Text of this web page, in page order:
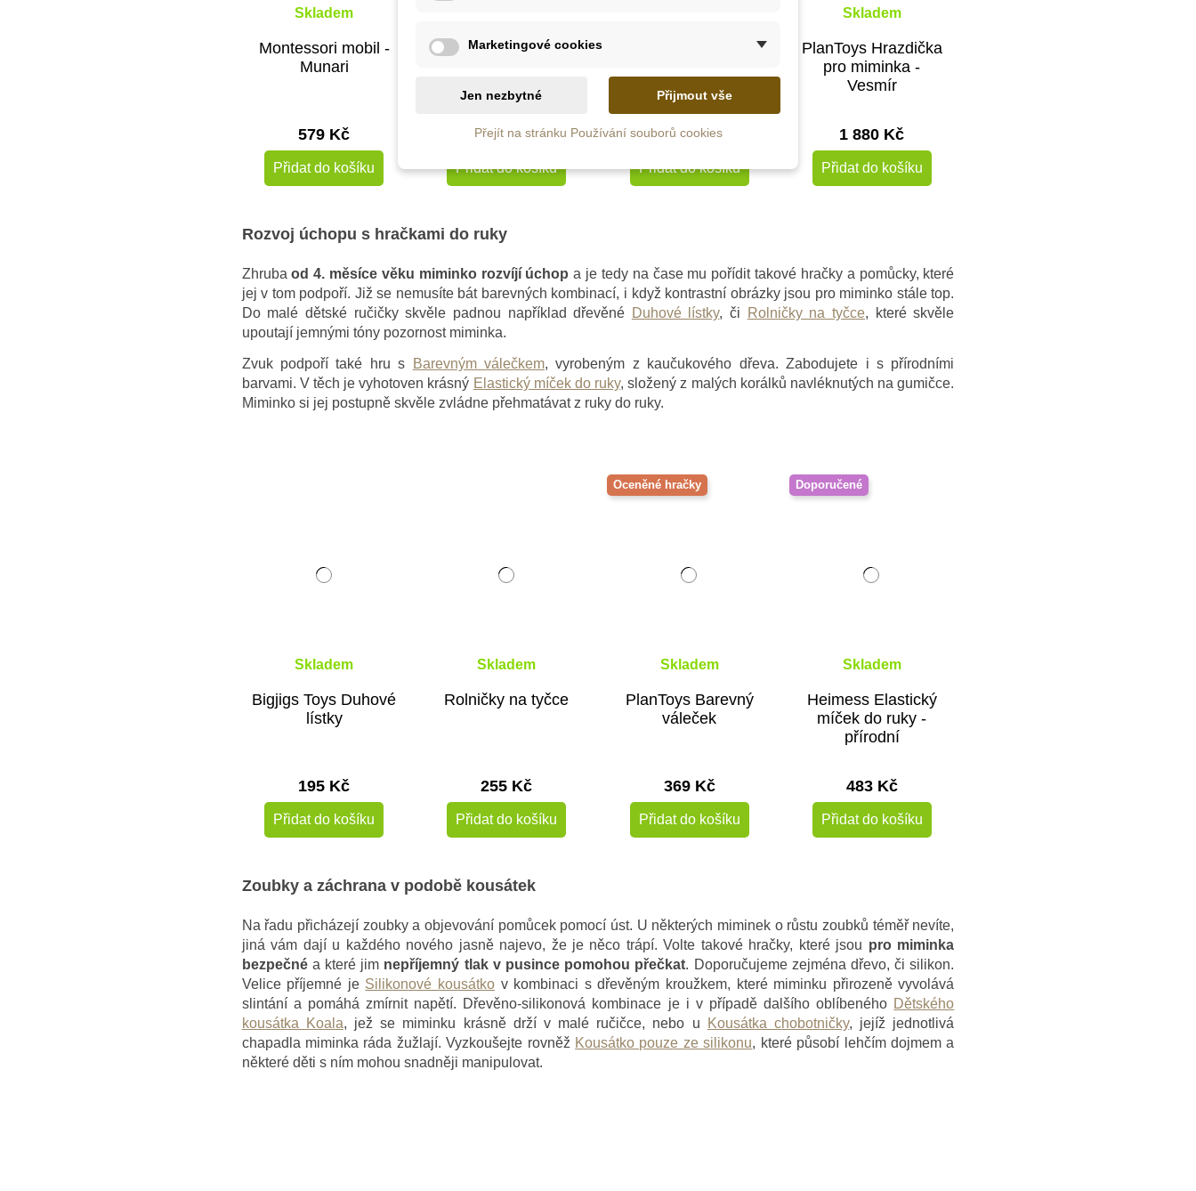
Skladem
Montessori mobil -
Munari
579 Kč
Přidat do košíku
Rolnička a kroužek
505 Kč
Přidat do košíku
Senzorický kroužek
255 Kč
Přidat do košíku
Skladem
PlanToys Hrazdička
pro miminka -
Vesmír
1 880 Kč
Přidat do košíku
Rozvoj úchopu s hračkami do ruky
Zhrubaod 4. měsíce věku miminko rozvíjí úchop a je tedy na čase mu pořídit takové hračky a pomůcky, které
jej v tom podpoří. Již se nemusíte bát barevných kombinací, i když kontrastní obrázky jsou pro miminko stále top.
Do malé dětské ručičky skvěle padnou například dřevěné Duhové lístky, či Rolničky na tyčce, které skvěle
upoutají jemnými tóny pozornost miminka.
Zvuk podpoří také hru s Barevným válečkem, vyrobeným z kaučukového dřeva. Zabodujete i s přírodními
barvami. V těch je vyhotoven krásný Elastický míček do ruky, složený z malých korálků navléknutých na gumičce.
Miminko si jej postupně skvěle zvládne přehmatávat z ruky do ruky.
Skladem
Bigjigs Toys Duhové
lístky
195 Kč
Přidat do košíku
Skladem
Rolničky na tyčce
255 Kč
Přidat do košíku
Oceněné hračky
Skladem
PlanToys Barevný
váleček
369 Kč
Přidat do košíku
Doporučené
Skladem
Heimess Elastický
míček do ruky -
přírodní
483 Kč
Přidat do košíku
Zoubky a záchrana v podobě kousátek
Na řadu přicházejí zoubky a objevování pomůcek pomocí úst. U některých miminek o růstu zoubků téměř nevíte,
jiná vám dají u každého nového jasně najevo, že je něco trápí. Volte takové hračky, které jsou pro miminka
bezpečnéa které jim nepříjemný tlak v pusince pomohou přečkat. Doporučujeme zejména dřevo, či silikon.
Velice příjemné je Silikonové kousátko v kombinaci s dřevěným kroužkem, které miminku přirozeně vyvolává
slintání a pomáhá zmírnit napětí. Dřevěno-silikonová kombinace je i v případě dalšího oblíbeného Dětského
kousátka Koala, jež se miminku krásně drží v malé ručičce, nebo u Kousátka chobotničky, jejíž jednotlivá
chapadla miminka ráda žužlají. Vyzkoušejte rovněž Kousátko pouze ze silikonu, které působí lehčím dojmem a
některé děti s ním mohou snadněji manipulovat.
Marketingové cookies
Jen nezbytné Přijmout vše
Přejít na stránku Používání souborů cookies